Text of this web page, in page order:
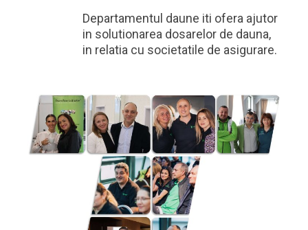
Departamentul daune iti ofera ajutor
in solutionarea dosarelor de dauna,
in relatia cu societatile de asigurare.